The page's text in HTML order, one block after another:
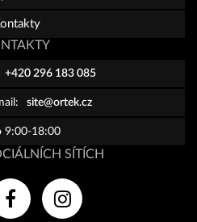
+420 296 183 085
site@ortek.cz
9:00-18:00
SÍTÍCH